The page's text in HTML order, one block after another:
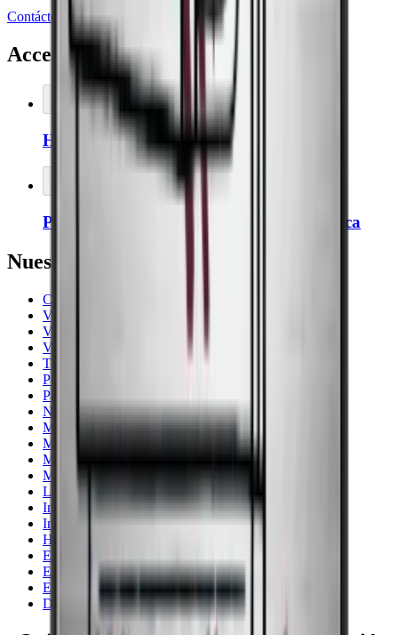
Contáctenos
Accesorios relacionados
Añadir al carrito
Higrómetro Thermopro
Puerta colgada a la izquierda en la vinoteca
Nuestras sugerencias
Cavecool
Vinotecas silenciosas
Vinotecas encastrables
Vestfrost
Thermocold
Pevino
Para habitaciones frías
Negro
Más de 131 botellas
Multitemperatura
Menos de 90 cm
Madera
Liebherr
Integrable
Independiente
Humidor de puros
EuroCave Professional
EuroCave
El almacenamiento más económico por botella
De 90 a 150 cm